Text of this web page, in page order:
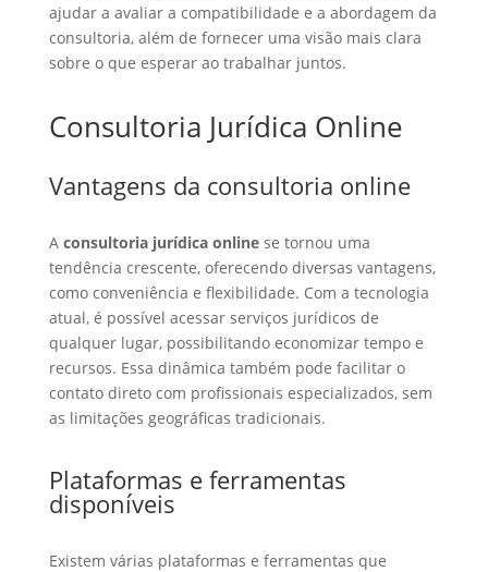
ajudar a avaliar a compatibilidade e a abordagem da
consultoria, além de fornecer uma visão mais clara
sobre o que esperar ao trabalhar juntos.
Consultoria Jurídica Online
Vantagens da consultoria online
A consultoria jurídica onlinese tornou uma
tendência crescente, oferecendo diversas vantagens,
como conveniência e flexibilidade. Com a tecnologia
atual, é possível acessar serviços jurídicos de
qualquer lugar, possibilitando economizar tempo e
recursos. Essa dinâmica também pode facilitar o
contato direto com profissionais especializados, sem
as limitações geográficas tradicionais.
Plataformas e ferramentas
disponíveis
Existem várias plataformas e ferramentas que